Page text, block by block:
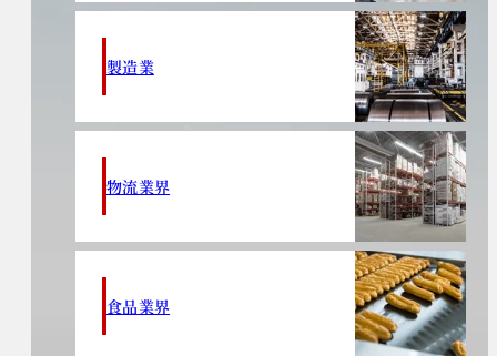
製造業
物流業界
食品業界